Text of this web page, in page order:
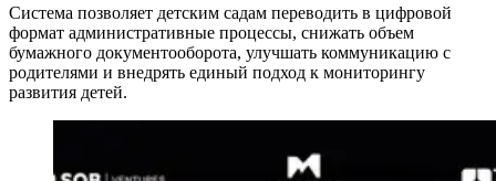
Система позволяет детским садам переводить в цифровой
формат административные процессы, снижать объем
бумажного документооборота, улучшать коммуникацию с
родителями и внедрять единый подход к мониторингу
развития детей.